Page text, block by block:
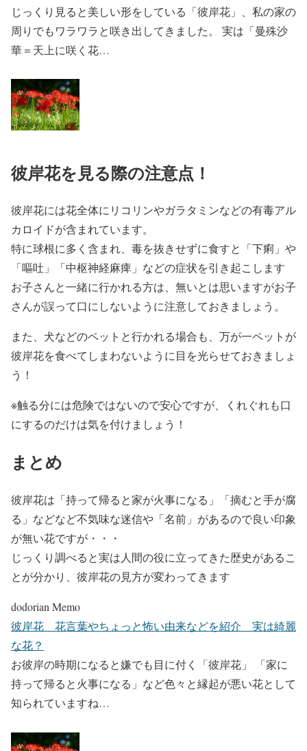
じっくり見ると美しい形をしている「彼岸花」、私の家の
周りでもワラワラと咲き出してきました。 実は「曼殊沙
華＝天上に咲く花…
彼岸花を見る際の注意点！
彼岸花には花全体にリコリンやガラタミンなどの有毒アル
カロイドが含まれています。
特に球根に多く含まれ、毒を抜きせずに食すと「下痢」や
「嘔吐」「中枢神経麻痺」などの症状を引き起こします
お子さんと一緒に行かれる方は、無いとは思いますがお子
さんが誤って口にしないように注意しておきましょう。
また、犬などのペットと行かれる場合も、万が一ペットが
彼岸花を食べてしまわないように目を光らせておきましょ
う！
※触る分には危険ではないので安心ですが、くれぐれも口
にするのだけは気を付けましょう！
まとめ
彼岸花は「持って帰ると家が火事になる」「摘むと手が腐
る」などなど不気味な迷信や「名前」があるので良い印象
が無い花ですが・・・
じっくり調べると実は人間の役に立ってきた歴史があるこ
とが分かり、彼岸花の見方が変わってきます
dodorian Memo
彼岸花 花言葉やちょっと怖い由来などを紹介 実は綺麗
な花？
お彼岸の時期になると嫌でも目に付く「彼岸花」 「家に
持って帰ると火事になる」など色々と縁起が悪い花として
知られていますね…